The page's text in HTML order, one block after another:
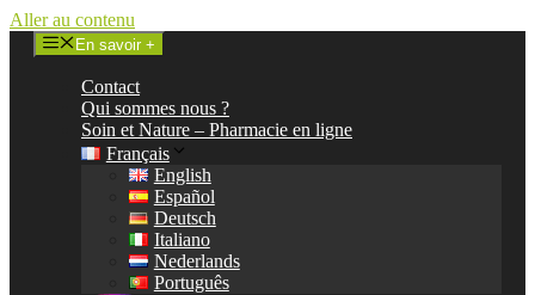
Aller au contenu
En savoir +
Contact
Qui sommes nous ?
Soin et Nature – Pharmacie en ligne
Français
English
Español
Deutsch
Italiano
Nederlands
Português